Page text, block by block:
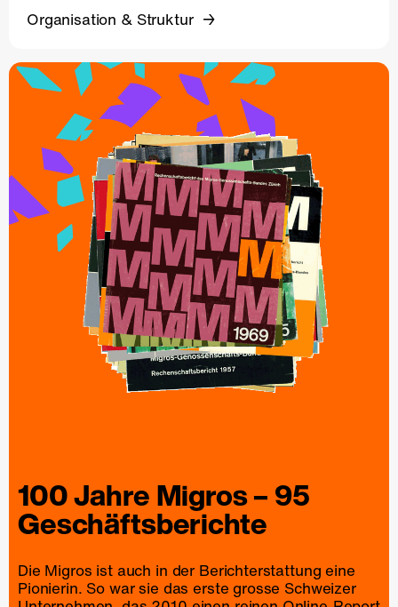
Organisation & Struktur
100 JahreMigros– 95
Geschäfts­berichte
Die Migros ist auch in der Berichterstattung eine
Pionierin. So war sie das erste grosse Schweizer